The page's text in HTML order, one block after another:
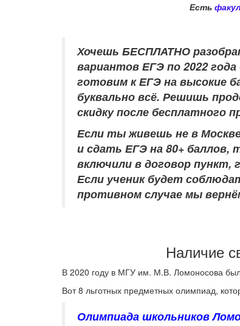
Есть
Хочешь БЕСПЛАТНО
вариантов ЕГЭ по 2022 года
готовим к ЕГЭ на высокие
буквально всё. Решишь
скидку после бесплатного
Если ты живешь не в
и сдать ЕГЭ на 80+ баллов,
включили в договор
Если ученик будет
противном случае мы
Наличие
В 2020 году в МГУ им. М.В. Ломоносова
Вот 8 льготных предметных олимпиад,
Олимпиада школьников